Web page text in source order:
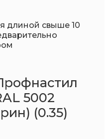
длиной свыше 10
5002
(0.35)